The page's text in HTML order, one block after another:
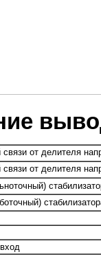
связи от делителя
связи от делителя